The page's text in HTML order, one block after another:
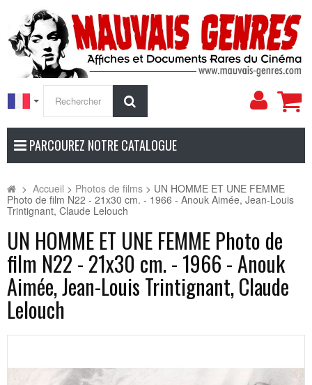
Mon
PARCOUREZ NOTRE CATALOGUE
> Accueil > Photos de films > UN HOMME ET UNE FEMME
Photo de film N22 - 21x30 cm. - 1966 - Anouk Aimée, Jean-Louis
Trintignant, Claude Lelouch
UN HOMME ET UNE FEMME Photo de
film N22 - 21x30 cm. - 1966 - Anouk
Aimée, Jean-Louis Trintignant, Claude
Lelouch